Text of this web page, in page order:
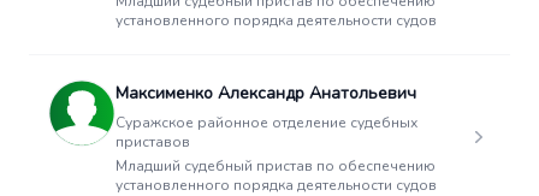
установленного порядка деятельности судов
Максименко Александр Анатольевич
Суражское районное отделение судебных
приставов
Младший судебный пристав по обеспечению
установленного порядка деятельности судов